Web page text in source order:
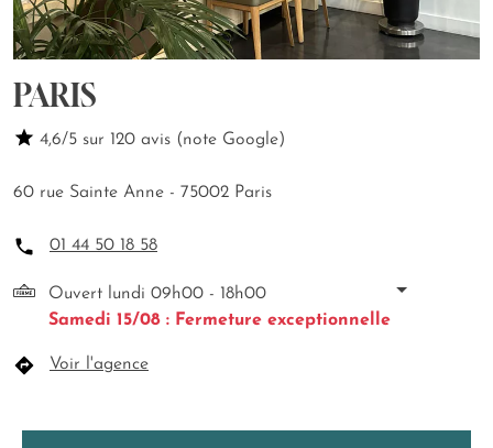
PARIS
4,6/5 sur 120 avis (note Google)
60 rue Sainte Anne - 75002 Paris
01 44 50 18 58
Ouvert lundi 09h00 - 18h00
Samedi 15/08 : Fermeture exceptionnelle
Voir l'agence